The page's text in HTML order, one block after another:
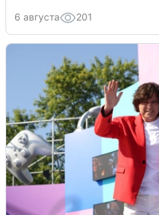
6 августа 201